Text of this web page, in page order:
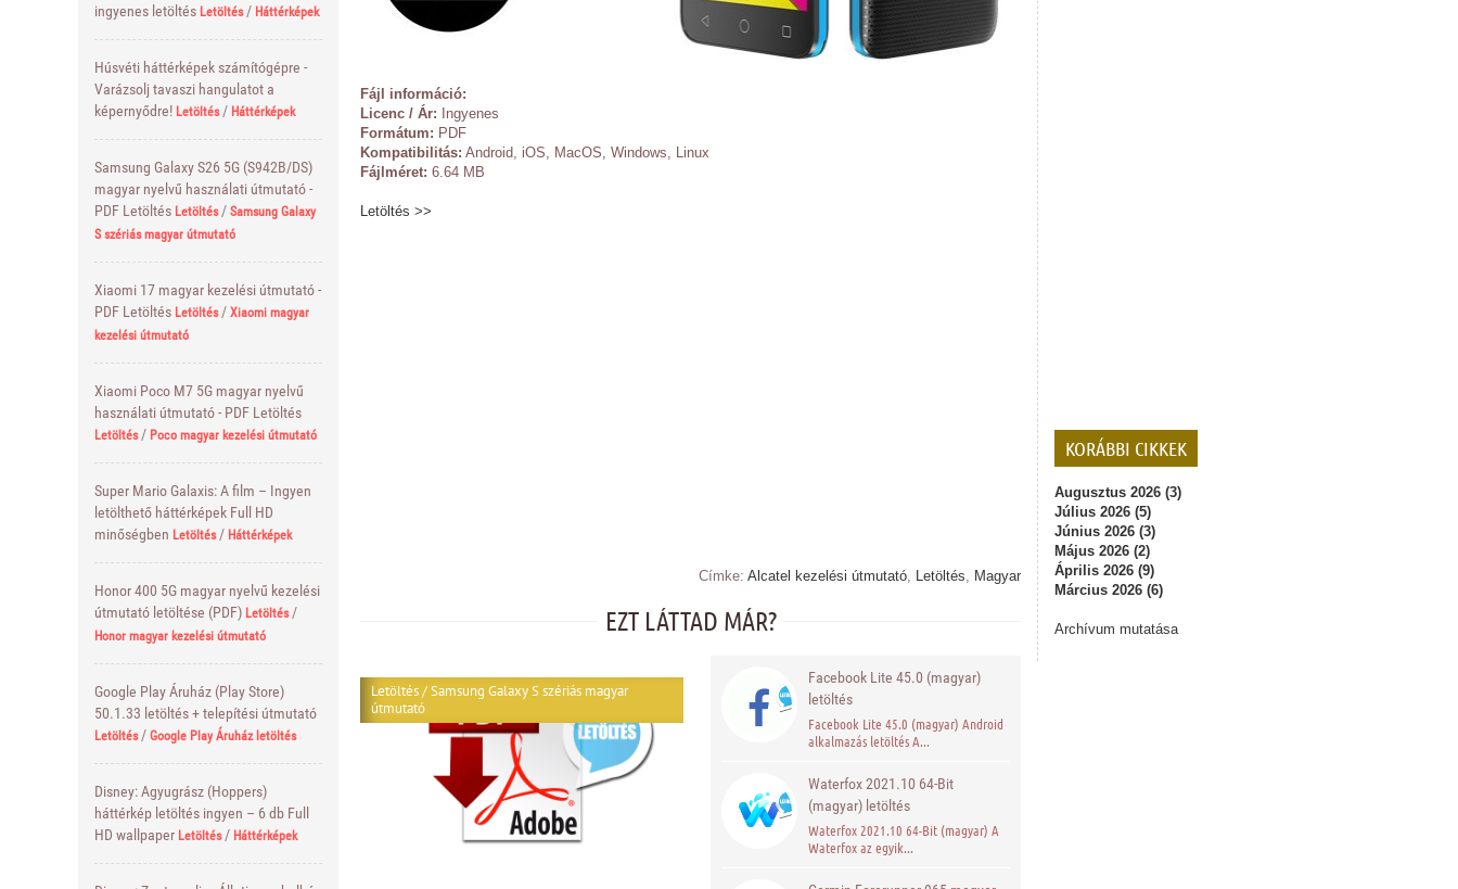
ingyenes letöltés Letöltés/ Háttérképek
Húsvéti háttérképek számítógépre -
Varázsolj tavaszi hangulatot a
képernyődre! Letöltés/ Háttérképek
Samsung Galaxy S26 5G (S942B/DS)
magyar nyelvű használati útmutató -
PDF Letöltés Letöltés/ Samsung Galaxy
S szériás magyar útmutató
Xiaomi 17 magyar kezelési útmutató -
PDF Letöltés Letöltés/ Xiaomi magyar
kezelési útmutató
Xiaomi Poco M7 5G magyar nyelvű
használati útmutató - PDF Letöltés
Letöltés/ Poco magyar kezelési útmutató
Super Mario Galaxis: A film – Ingyen
letölthető háttérképek Full HD
minőségben Letöltés/ Háttérképek
Honor 400 5G magyar nyelvű kezelési
útmutató letöltése (PDF) Letöltés/
Honor magyar kezelési útmutató
Google Play Áruház (Play Store)
50.1.33 letöltés + telepítési útmutató
Letöltés/ Google Play Áruház letöltés
Disney: Agyugrász (Hoppers)
háttérkép letöltés ingyen – 6 db Full
HD wallpaper Letöltés/ Háttérképek
KORÁBBI CIKKEK
Augusztus 2026 (3)
Július 2026 (5)
Június 2026 (3)
Május 2026 (2)
Április 2026 (9)
Március 2026 (6)
Archívum mutatása
Fájl információ:
Licenc / Ár: Ingyenes
Formátum: PDF
Kompatibilitás: Android, iOS, MacOS, Windows, Linux
Fájlméret: 6.64 MB
Letöltés >>
Címke: Alcatel kezelési útmutató Letöltés Magyar
EZT LÁTTAD MÁR?
Letöltés/Samsung Galaxy S szériás magyar
útmutató
Facebook Lite 45.0 (magyar)
letöltés
Facebook Lite 45.0 (magyar) Android
alkalmazás letöltés A...
Waterfox 2021.10 64-Bit
(magyar) letöltés
Waterfox 2021.10 64-Bit (magyar) A
Waterfox az egyik...